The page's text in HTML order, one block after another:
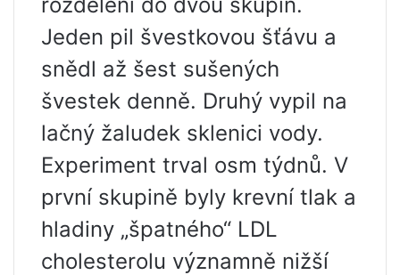
Jeden pil švestkovou šťávu a
snědl až šest sušených
švestek denně. Druhý vypil na
lačný žaludek sklenici vody.
Experiment trval osm týdnů. V
první skupině byly krevní tlak a
hladiny „špatného“ LDL
cholesterolu významně nižší